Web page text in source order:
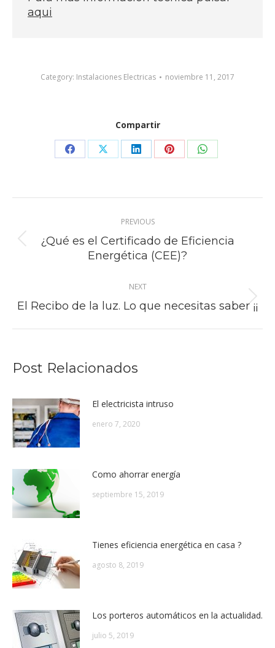
aqui
Category: Instalaciones Electricas noviembre 11, 2017
Compartir
Share
Facebook
Share
X
Share
LinkedIn
Share
Pinterest
Share
WhatsApp
navigation
PREVIOUS
Previous
post:
¿Qué es el Certificado de Eficiencia
Energética (CEE)?
NEXT
Next
El Recibo de la luz. Lo que necesitas saber ¡¡
Post Relacionados
El electricista intruso
enero 7, 2020
Como ahorrar energía
septiembre 15, 2019
Tienes eficiencia energética en casa ?
agosto 8, 2019
Los porteros automáticos en la actualidad.
julio 5, 2019